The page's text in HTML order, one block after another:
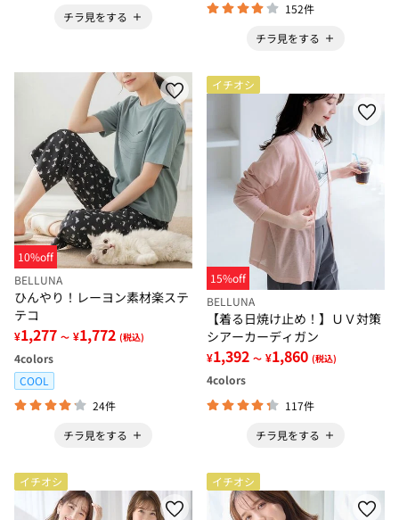
チラ見をする
152件
チラ見をする
10%off
BELLUNA
ひんやり！レーヨン素材楽ステ
テコ
¥1,277 ～ ¥1,772 (税込)
4colors
COOL
24件
チラ見をする
イチオシ
15%off
BELLUNA
【着る日焼け止め！】ＵＶ対策
シアーカーディガン
¥1,392 ～ ¥1,860 (税込)
4colors
117件
チラ見をする
イチオシ イチオシ